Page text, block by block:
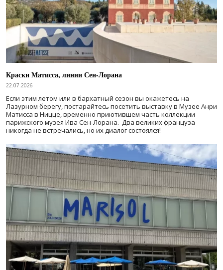
Краски Матисса, линии Сен-Лорана
22.07.2026
Если этим летом или в бархатный сезон вы окажетесь на
Лазурном берегу, постарайтесь посетить выставку в Музее Анри
Матисса в Ницце, временно приютившем часть коллекции
парижского музея Ива Сен-Лорана. Два великих француза
никогда не встречались, но их диалог состоялся!